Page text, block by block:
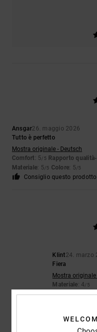
Ansgar26. maggio 2026
Tutto è perfetto
Mostra originale - Deutsch
Comfort: 5/5 Rapporto
Materiale: 5/5 Colore: 5/5
Consiglio questo prodotto
Klint24. marzo
Fiera
Mostra originale
Materiale: 4/5
Consiglio